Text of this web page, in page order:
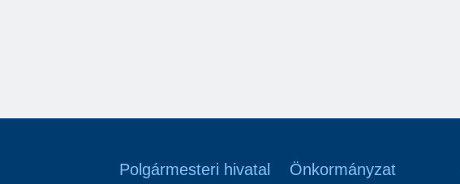
Polgármesteri hivatal Önkormányzat